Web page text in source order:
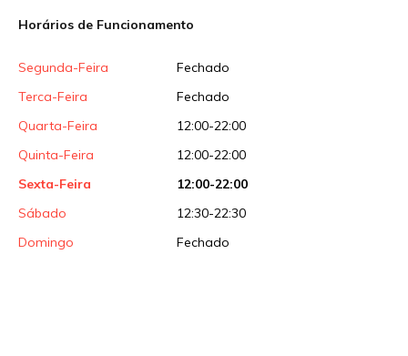
Horários de Funcionamento
Segunda-Feira
Fechado
Terca-Feira
Fechado
Quarta-Feira
12:00-22:00
Quinta-Feira
12:00-22:00
Sexta-Feira
12:00-22:00
Sábado
12:30-22:30
Domingo
Fechado